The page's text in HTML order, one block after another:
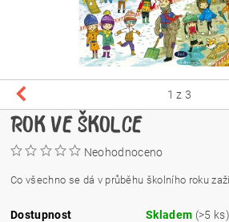
1 z 3
ROK VE ŠKOLCE
Neohodnoceno
Co všechno se dá v průběhu školního roku
Dostupnost Skladem (>5 ks)